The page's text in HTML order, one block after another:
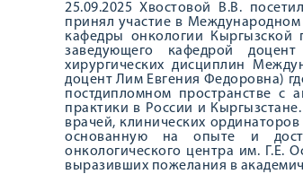
25.09.2025 Хвостовой В.В.
принял участие в
кафедры онкологии Кыргызской
заведующего кафедрой
хирургических дисциплин
доцент Лим Евгения Федоровна)
постдипломном пространстве с
практики в России и
врачей, клинических
основанную на опыте и
онкологического центра им. Г.Е.
выразивших пожелания в